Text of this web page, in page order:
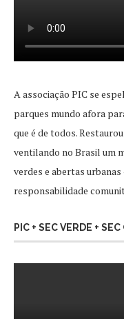
A associação PIC se
parques mundo afora
que é de todos.
ventilando no Brasil um
verdes e abertas
responsabilidade
PIC + SEC VERDE +